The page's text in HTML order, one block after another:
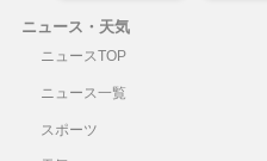
ニュース・天気
ニュースTOP
ニュース一覧
スポーツ